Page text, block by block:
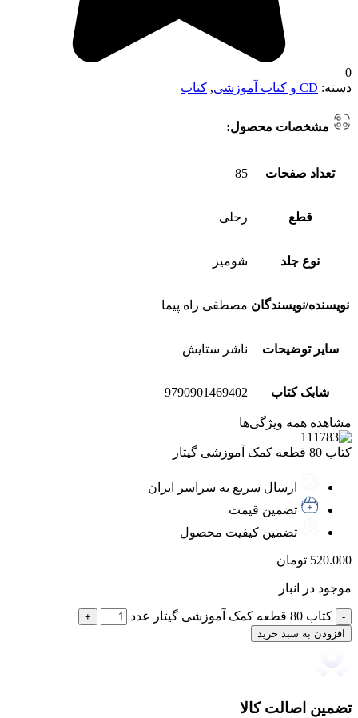
0
دسته: CD و کتاب آموزشی , کتاب
مشخصات محصول:
تعداد صفحات 85
قطع رحلی
نوع جلد شومیز
نویسنده/نویسندگان مصطفی راه پیما
سایر توضیحات ناشر ستایش
شابک کتاب 9790901469402
مشاهده همه ویژگی‌ها
کتاب 80 قطعه کمک آموزشی گیتار
ارسال سریع به سراسر ایران
تضمین قیمت
تضمین کیفیت محصول
520.000 تومان
موجود در انبار
کتاب 80 قطعه کمک آموزشی گیتار عدد
افزودن به سبد خرید
تضمین اصالت کالا